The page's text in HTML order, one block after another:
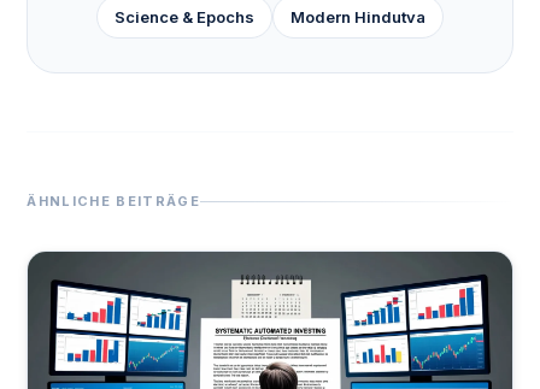
Science & Epochs Modern Hindutva
ÄHNLICHE BEITRÄGE